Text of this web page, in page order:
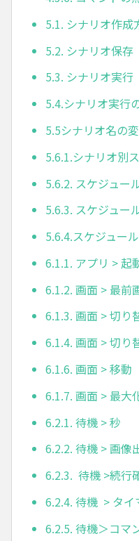
5.1. シナリオ作成
5.2. シナリオ保存
5.3. シナリオ実行
5.4.シナリオ実行
5.5シナリオ名の
5.6.1.シナリオ別
5.6.2. スケジュー
5.6.3. スケジュー
5.6.4.スケジュー
6.1.1. アプリ > 起
6.1.2. 画面 > 最前
6.1.3. 画面 > 切り
6.1.4. 画面 > 切り
6.1.6. 画面 > 移動
6.1.7. 画面 > 最大
6.2.1. 待機 > 秒
6.2.2. 待機 > 画像
6.2.3. 待機 >続行
6.2.4. 待機 > タイ
6.2.5. 待機＞コマ